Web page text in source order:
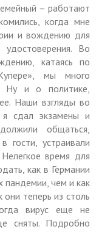
– работают
когда мне
и вождению для
удостоверения. Во
катаясь по
мы много
Ну и о политике,
Наши взгляды во
сдал экзамены и
общаться,
гости, устраивали
время для
как в Германии
пандемии, чем и как
теперь из столь
вирус еще не
сняты. Подробно